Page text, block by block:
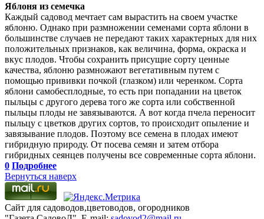
Яблоня из семечка
Каждый садовод мечтает сам вырастить на своем участке
яблоню. Однако при размножении семенами сорта яблони в
большинстве случаев не передают таких характерных для них
положительных признаков, как величина, форма, окраска и
вкус плодов. Чтобы сохранить присущие сорту ценные
качества, яблоню размножают вегетативным путем с
помощью прививки почкой (глазком) или черенком. Сорта
яблони самобесплодные, то есть при попадании на цветок
пыльцы с другого дерева того же сорта или собственной
пыльцы плоды не завязываются. А вот когда пчела переносит
пыльцу с цветков других сортов, то происходит опыление и
завязывание плодов. Поэтому все семена в плодах имеют
гибридную природу. От посева семян и затем отбора
гибридных сеянцев получены все современные сорта яблони.
0 Подробнее
Вернуться наверх
Сайт для садоводов,цветоводов, огородников